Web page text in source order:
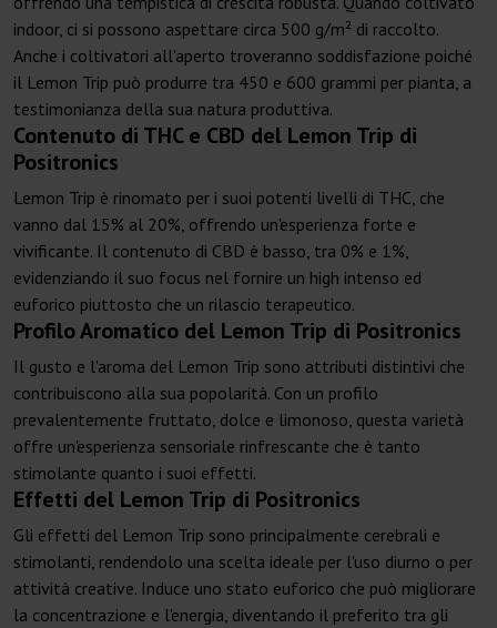
indoor, ci si possono aspettare circa 500 g/m² di raccolto.
Anche i coltivatori all'aperto troveranno soddisfazione poiché
il Lemon Trip può produrre tra 450 e 600 grammi per pianta, a
testimonianza della sua natura produttiva.
Contenuto di THC e CBD del Lemon Trip di
Positronics
Lemon Trip è rinomato per i suoi potenti livelli di THC, che
vanno dal 15% al 20%, offrendo un'esperienza forte e
vivificante. Il contenuto di CBD è basso, tra 0% e 1%,
evidenziando il suo focus nel fornire un high intenso ed
euforico piuttosto che un rilascio terapeutico.
Profilo Aromatico del Lemon Trip di Positronics
Il gusto e l'aroma del Lemon Trip sono attributi distintivi che
contribuiscono alla sua popolarità. Con un profilo
prevalentemente fruttato, dolce e limonoso, questa varietà
offre un'esperienza sensoriale rinfrescante che è tanto
stimolante quanto i suoi effetti.
Effetti del Lemon Trip di Positronics
Gli effetti del Lemon Trip sono principalmente cerebrali e
stimolanti, rendendolo una scelta ideale per l'uso diurno o per
attività creative. Induce uno stato euforico che può migliorare
la concentrazione e l'energia, diventando il preferito tra gli